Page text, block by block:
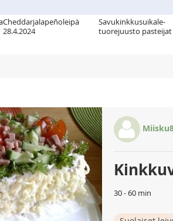
Cheddarjalapeñoleipä
28.4.2024
Savukinkkusuikale-
tuorejuusto pasteijat
30 - 60 min